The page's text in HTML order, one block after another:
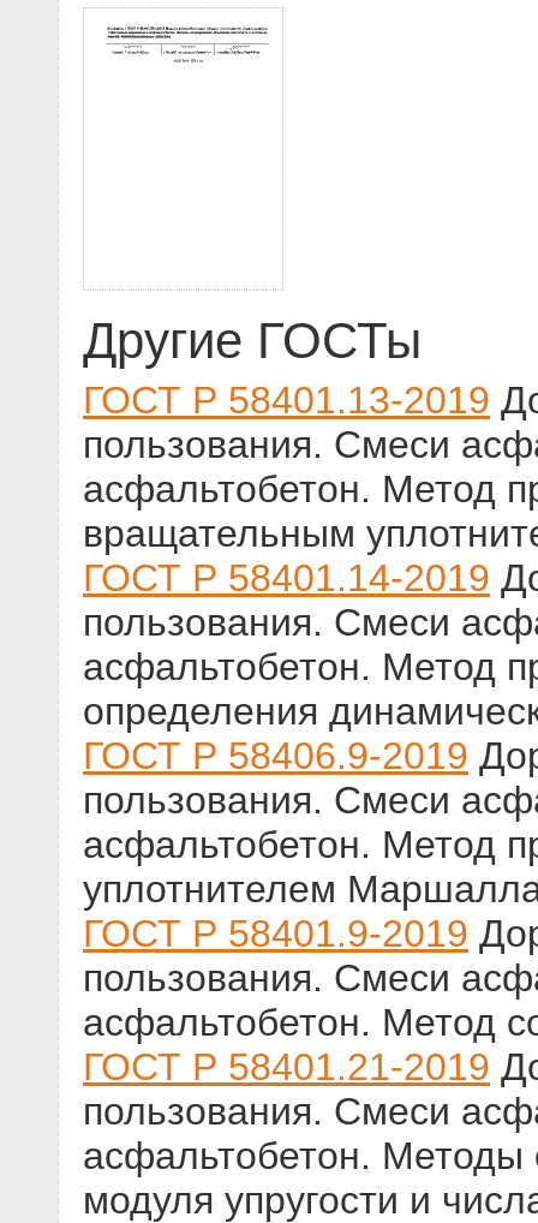
Другие ГОСТы
ГОСТ Р 58401.13-2019
пользования. Смеси
асфальтобетон. Метод
вращательным
ГОСТ Р 58401.14-2019
пользования. Смеси
асфальтобетон. Метод
определения
ГОСТ Р 58406.9-2019
пользования. Смеси
асфальтобетон. Метод
уплотнителем
ГОСТ Р 58401.9-2019
пользования. Смеси
асфальтобетон. Метод
ГОСТ Р 58401.21-2019
пользования. Смеси
асфальтобетон. Методы
модуля упругости и